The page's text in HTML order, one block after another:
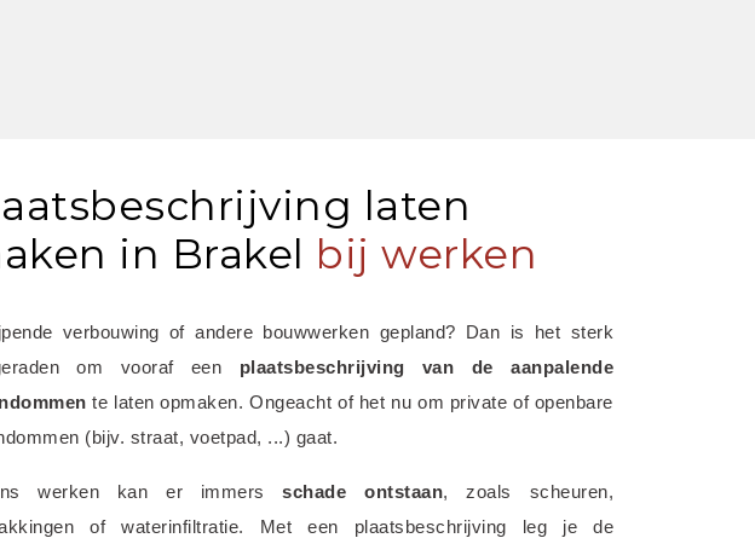
laten
in Brakel bij werken
verbouwing of andere bouwwerken gepland? Dan is het sterk
om vooraf een plaatsbeschrijving van de aanpalende
te laten opmaken. Ongeacht of het nu om private of openbare
(bijv. straat, voetpad, ...) gaat.
werken kan er immers schade ontstaan, zoals scheuren,
of waterinfiltratie. Met een plaatsbeschrijving leg je de